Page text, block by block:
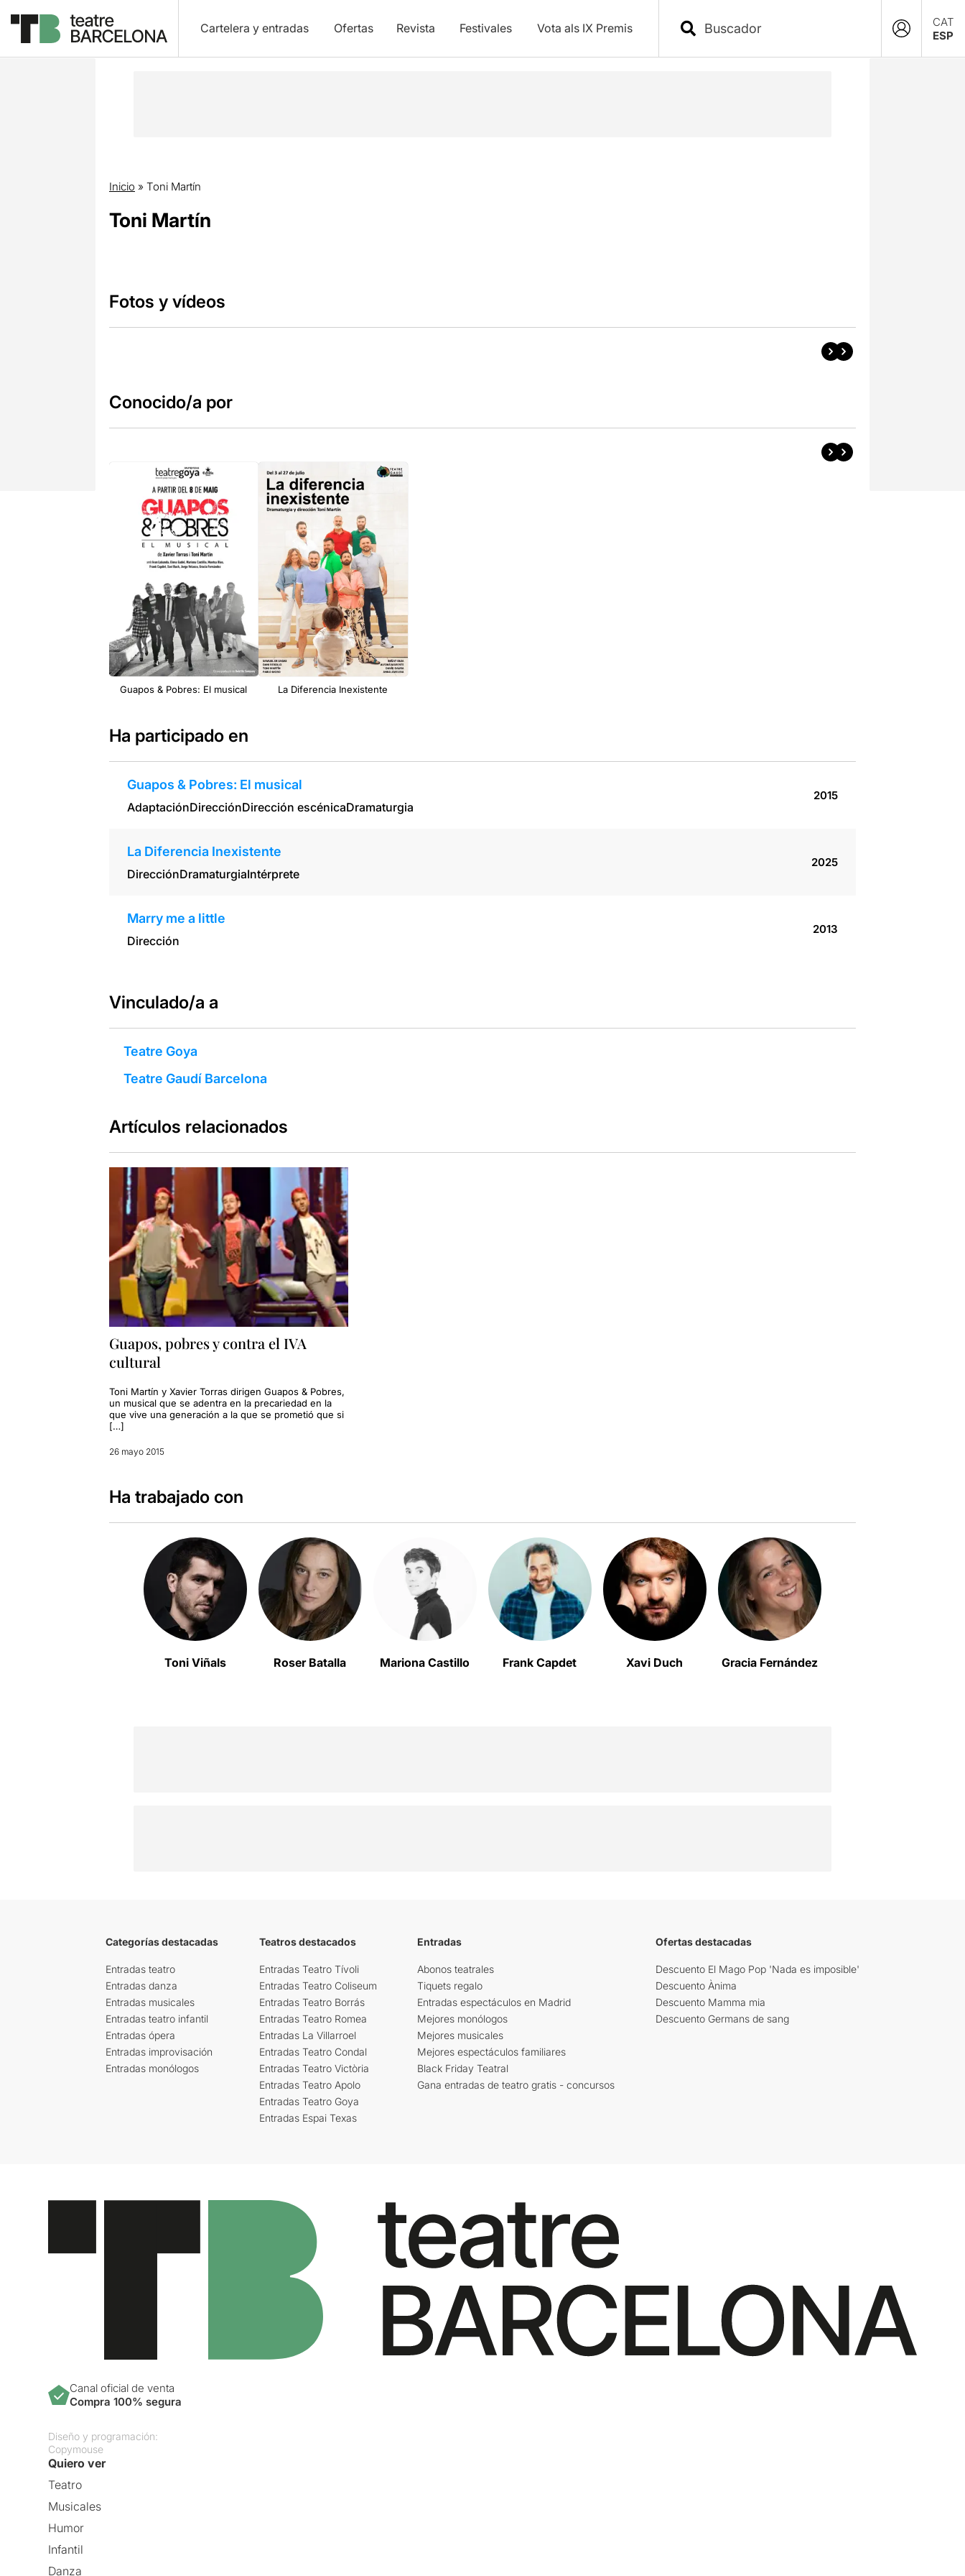
Cartelera y entradas Ofertas Revista Festivales Vota als IX Premis
CAT
ESP
Inicio » Toni Martín
Toni Martín
Fotos y vídeos
Conocido/a por
Guapos & Pobres: El musical La Diferencia Inexistente
Ha participado en
Guapos & Pobres: El musical
AdaptaciónDirecciónDirección escénicaDramaturgia
2015
La Diferencia Inexistente
DirecciónDramaturgiaIntérprete
2025
Marry me a little
Dirección
2013
Vinculado/a a
Teatre Goya
Teatre Gaudí Barcelona
Artículos relacionados
Guapos, pobres y contra el IVA
cultural
Toni Martín y Xavier Torras dirigen Guapos & Pobres,
un musical que se adentra en la precariedad en la
que vive una generación a la que se prometió que si
[…]
26 mayo 2015
Ha trabajado con
Toni Viñals Roser Batalla Mariona Castillo Frank Capdet Xavi Duch Gracia Fernández
Categorías destacadas
Entradas teatro
Entradas danza
Entradas musicales
Entradas teatro infantil
Entradas ópera
Entradas improvisación
Entradas monólogos
Teatros destacados
Entradas Teatro Tívoli
Entradas Teatro Coliseum
Entradas Teatro Borrás
Entradas Teatro Romea
Entradas La Villarroel
Entradas Teatro Condal
Entradas Teatro Victòria
Entradas Teatro Apolo
Entradas Teatro Goya
Entradas Espai Texas
Entradas
Abonos teatrales
Tiquets regalo
Entradas espectáculos en Madrid
Mejores monólogos
Mejores musicales
Mejores espectáculos familiares
Black Friday Teatral
Gana entradas de teatro gratis - concursos
Ofertas destacadas
Descuento El Mago Pop 'Nada es imposible'
Descuento Ànima
Descuento Mamma mia
Descuento Germans de sang
Canal oficial de venta
Compra 100% segura
Diseño y programación:
Copymouse
Quiero ver
Teatro
Musicales
Humor
Infantil
Danza